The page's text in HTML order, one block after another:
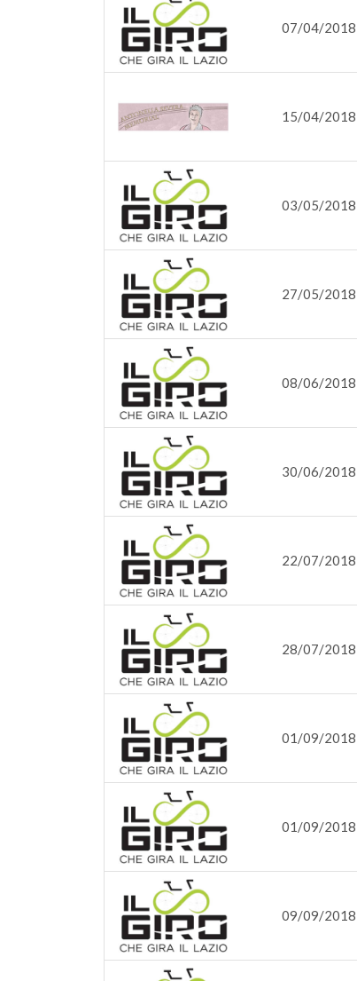
07/04/2018
15/04/2018
03/05/2018
27/05/2018
08/06/2018
30/06/2018
22/07/2018
28/07/2018
01/09/2018
01/09/2018
09/09/2018